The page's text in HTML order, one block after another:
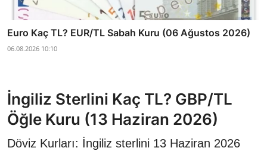
Euro Kaç TL? EUR/TL Sabah Kuru (06 Ağustos 2026)
06.08.2026 10:10
İngiliz Sterlini Kaç TL? GBP/TL
Öğle Kuru (13 Haziran 2026)
Döviz Kurları: İngiliz sterlini 13 Haziran 2026